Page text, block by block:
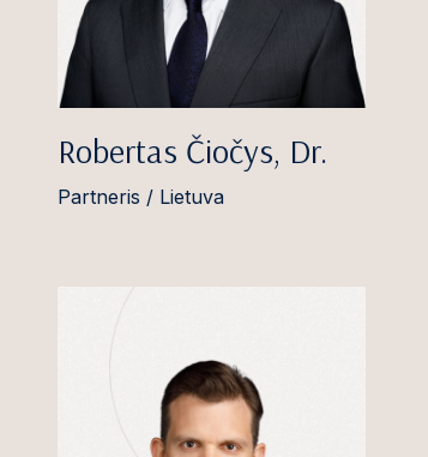
Robertas Čiočys, Dr.
Partneris / Lietuva